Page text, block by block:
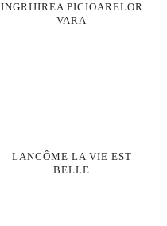
INGRIJIREA PICIOARELOR
VARA
LANCÔME LA VIE EST
BELLE